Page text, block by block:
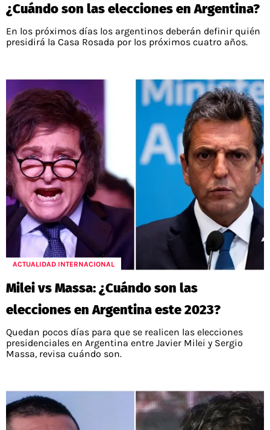
¿Cuándo son las elecciones en Argentina?
En los próximos días los argentinos deberán definir quién
presidirá la Casa Rosada por los próximos cuatro años.
ACTUALIDAD INTERNACIONAL
Milei vs Massa: ¿Cuándo son las
elecciones en Argentina este 2023?
Quedan pocos días para que se realicen las elecciones
presidenciales en Argentina entre Javier Milei y Sergio
Massa, revisa cuándo son.